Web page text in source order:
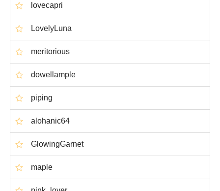
lovecapri
LovelyLuna
meritorious
dowellample
piping
alohanic64
GlowingGarnet
maple